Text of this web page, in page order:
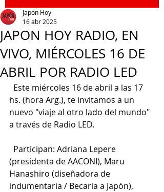
JAPON HOY RADIO, EN
VIVO, MIÉRCOLES 16 DE
ABRIL POR RADIO LED
Japón Hoy
16 abr 2025
Este miércoles 16 de abril a las 17
hs. (hora Arg.), te invitamos a un
nuevo "viaje al otro lado del mundo"
a través de Radio LED.
Participan: Adriana Lepere
(presidenta de AACONI), Maru
Hanashiro (diseñadora de
indumentaria / Becaria a Japón),